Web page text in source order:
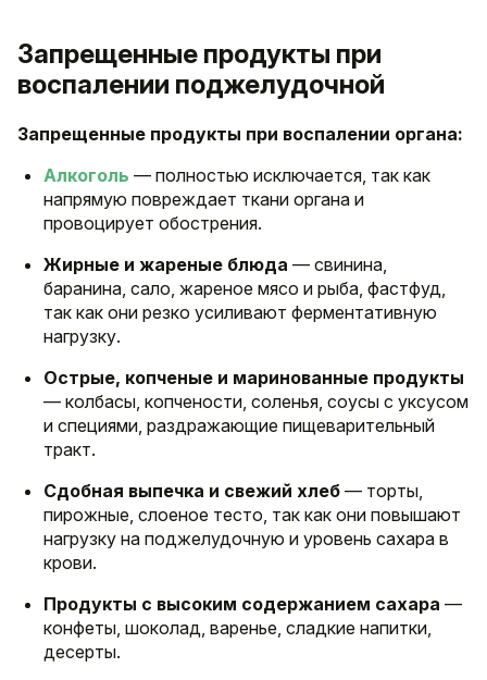
Запрещенные продукты при
воспалении поджелудочной
Запрещенные продукты при воспалении органа:
Алкоголь — полностью исключается, так как
напрямую повреждает ткани органа и
провоцирует обострения.
Жирные и жареные блюда — свинина,
баранина, сало, жареное мясо и рыба, фастфуд,
так как они резко усиливают ферментативную
нагрузку.
Острые, копченые и маринованные продукты
— колбасы, копчености, соленья, соусы с уксусом
и специями, раздражающие пищеварительный
тракт.
Сдобная выпечка и свежий хлеб — торты,
пирожные, слоеное тесто, так как они повышают
нагрузку на поджелудочную и уровень сахара в
крови.
Продукты с высоким содержанием сахара —
конфеты, шоколад, варенье, сладкие напитки,
десерты.